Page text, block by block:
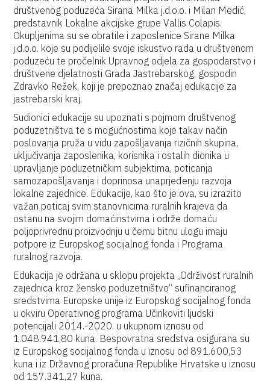
društvenog poduzeća Sirana Milka j.d.o.o. i Milan Medić,
predstavnik Lokalne akcijske grupe Vallis Colapis.
Okupljenima su se obratile i zaposlenice Sirane Milka
j.d.o.o. koje su podijelile svoje iskustvo rada u društvenom
poduzeću te pročelnik Upravnog odjela za gospodarstvo i
društvene djelatnosti Grada Jastrebarskog, gospodin
Zdravko Režek, koji je prepoznao značaj edukacije za
jastrebarski kraj.
Sudionici edukacije su upoznati s pojmom društvenog
poduzetništva te s mogućnostima koje takav način
poslovanja pruža u vidu zapošljavanja rizičnih skupina,
uključivanja zaposlenika, korisnika i ostalih dionika u
upravljanje poduzetničkim subjektima, poticanja
samozapošljavanja i doprinosa unaprjeđenju razvoja
lokalne zajednice. Edukacije, kao što je ova, su izrazito
važan poticaj svim stanovnicima ruralnih krajeva da
ostanu na svojim domaćinstvima i održe domaću
poljoprivrednu proizvodnju u čemu bitnu ulogu imaju
potpore iz Europskog socijalnog fonda i Programa
ruralnog razvoja.
Edukacija je održana u sklopu projekta „Održivost ruralnih
zajednica kroz žensko poduzetništvo“ sufinanciranog
sredstvima Europske unije iz Europskog socijalnog fonda
u okviru Operativnog programa Učinkoviti ljudski
potencijali 2014.-2020. u ukupnom iznosu od
1.048.941,80 kuna. Bespovratna sredstva osigurana su
iz Europskog socijalnog fonda u iznosu od 891.600,53
kuna i iz Državnog proračuna Republike Hrvatske u iznosu
od 157.341,27 kuna.